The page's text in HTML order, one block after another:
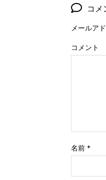
コメ
メールア
コメント
名前 *